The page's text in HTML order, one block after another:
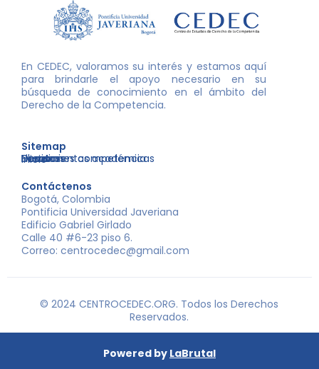
En CEDEC, valoramos su interés y estamos aquí
para brindarle el apoyo necesario en su
búsqueda de conocimiento en el ámbito del
Derecho de la Competencia.
Sitemap
Inicio
Nosotros
Libros
Decisiones competencia
Eventos
Herramientas académicas
Contáctenos
Bogotá, Colombia
Pontificia Universidad Javeriana
Edificio Gabriel Girlado
Calle 40 #6-23 piso 6.
Correo: centrocedec@gmail.com
© 2024 CENTROCEDEC.ORG. Todos los Derechos
Reservados.
Powered by LaBrutal